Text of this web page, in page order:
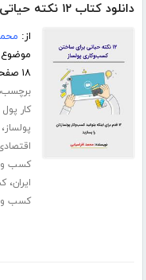
دانلود کتاب ۱۲ نکته حیاتی برای ساختن کسب‌وکاری پول‌ساز
از:
۱۸ صفحه
کار
پولساز
کسب و
ایران،
کسب و